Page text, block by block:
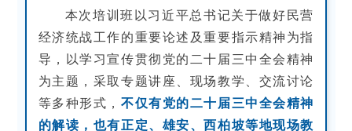
本次培训班以习近平总书记关于做好民营
经济统战工作的重要论述及重要指示精神为指
导，以学习宣传贯彻党的二十届三中全会精神
为主题，采取专题讲座、现场教学、交流讨论
等多种形式，不仅有党的二十届三中全会精神
的解读，也有正定、雄安、西柏坡等地现场教